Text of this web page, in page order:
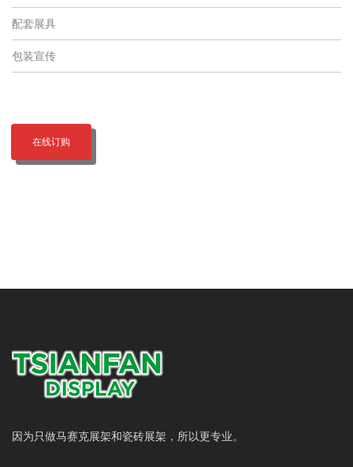
配套展具
包装宣传
在线订购
因为只做马赛克展架和瓷砖展架，所以更专业。